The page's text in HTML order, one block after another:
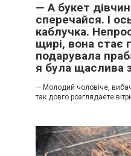
— А букет
сперечайся. І
каблучка.
щирі, вона стає
подарувала
я була щаслива
— Молодий чоловіче,
так довго розглядаєте